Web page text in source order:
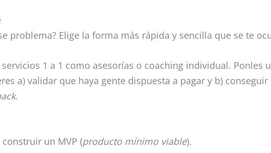
problema? Elige la forma más rápida y sencilla que se te
1 a 1 como asesorías o coaching individual. Ponles
a) validar que haya gente dispuesta a pagar y b) conseguir
.
un MVP (producto mínimo viable).